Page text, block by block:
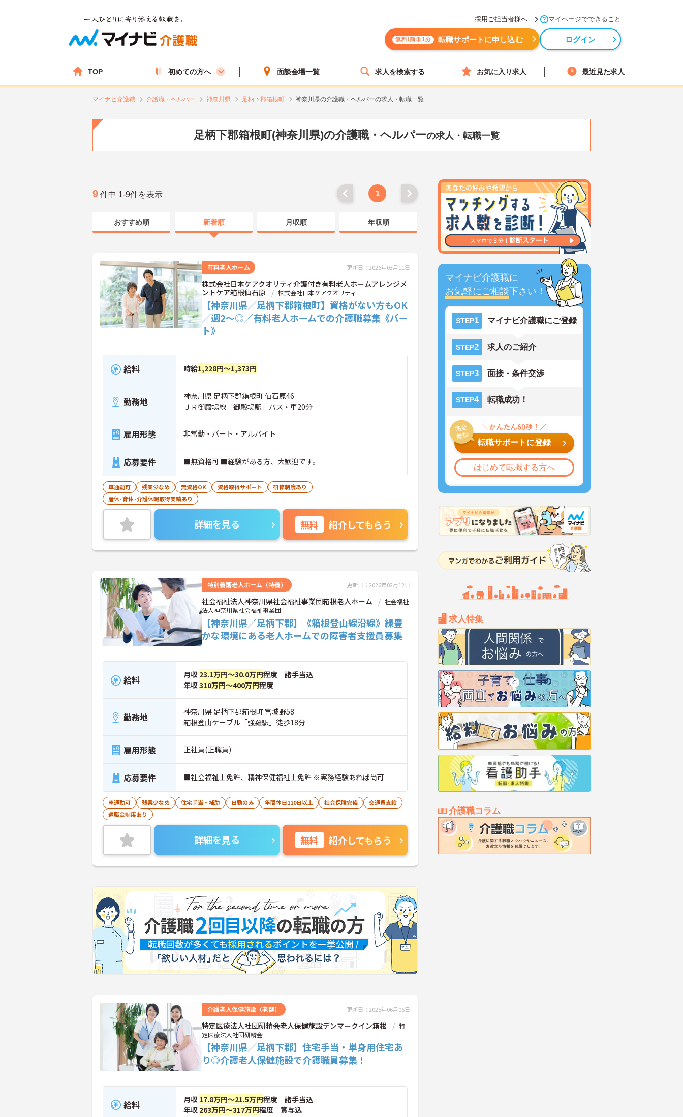
採用ご担当者様へ マイページでできること
無料!簡単1分 転職サポートに申し込む ログイン
TOP 初めての方へ 面談会場一覧 求人を検索する お気に入り求人 最近見た求人
マイナビ介護職 介護職・ヘルパー 神奈川県 足柄下郡箱根町 神奈川県の介護職・ヘルパーの求人・転職一覧
足柄下郡箱根町(神奈川県)の介護職・ヘルパーの求人・転職一覧
マイナビ介護職に
お気軽にご相談下さい！
STEP1 マイナビ介護職にご登録
STEP2 求人のご紹介
STEP3 面接・条件交渉
STEP4 転職成功！
転職サポートに登録
はじめて転職する方へ
求人特集
介護職コラム
9 件中 1-9件を表示 1
おすすめ順 新着順 月収順 年収順
有料老人ホーム 更新日：2026年03月11日
株式会社日本ケアクオリティ介護付き有料老人ホームアレンジメ
ントケア箱根仙石原
株式会社日本ケアクオリティ
【神奈川県／足柄下郡箱根町】資格がない方もOK
／週2～◎／有料老人ホームでの介護職募集《パー
ト》
給料 時給1,228円～1,373円
勤務地
神奈川県 足柄下郡箱根町 仙石原46
ＪＲ御殿場線「御殿場駅」バス・車20分
雇用形態 非常勤・パート・アルバイト
応募要件 ■無資格可 ■経験がある方、大歓迎です。
車通勤可 残業少なめ 無資格OK 資格取得サポート
研修制度あり
産休･育休･介護休暇取得実績あり
詳細を見る 無料 紹介してもらう
特別養護老人ホーム（特養） 更新日：2026年02月12日
社会福祉法人神奈川県社会福祉事業団箱根老人ホーム
社会福祉
法人神奈川県社会福祉事業団
【神奈川県／足柄下郡】《箱根登山線沿線》緑豊
かな環境にある老人ホームでの障害者支援員募集
給料 月収 23.1万円～30.0万円程度 諸手当込
年収310万円～400万円程度
勤務地
神奈川県 足柄下郡箱根町 宮城野58
箱根登山ケーブル「強羅駅」徒歩18分
雇用形態 正社員(正職員)
応募要件 ■社会福祉士免許、精神保健福祉士免許 ※実務経験あれば尚可
車通勤可 残業少なめ 住宅手当・補助 日勤のみ 年間休日110日以上 社会保険完備
交通費支給
退職金制度あり
詳細を見る 無料 紹介してもらう
介護老人保健施設（老健） 更新日：2025年06月06日
特定医療法人社団研精会老人保健施設デンマークイン箱根
特
定医療法人社団研精会
【神奈川県／足柄下郡】住宅手当・単身用住宅あ
り◎介護老人保健施設で介護職員募集！
給料 月収 17.8万円～21.5万円程度 諸手当込
年収 263万円～317万円程度 賞与込